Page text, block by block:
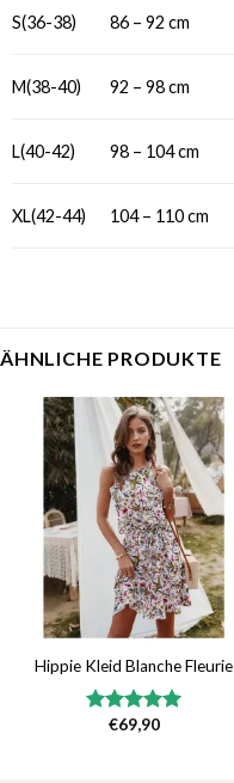
S(36-38) 86 – 92 cm
M(38-40) 92 – 98 cm
L(40-42) 98 – 104 cm
XL(42-44) 104 – 110 cm
ÄHNLICHE PRODUKTE
Hippie Kleid Blanche Fleurie
Bewertet
€69,90